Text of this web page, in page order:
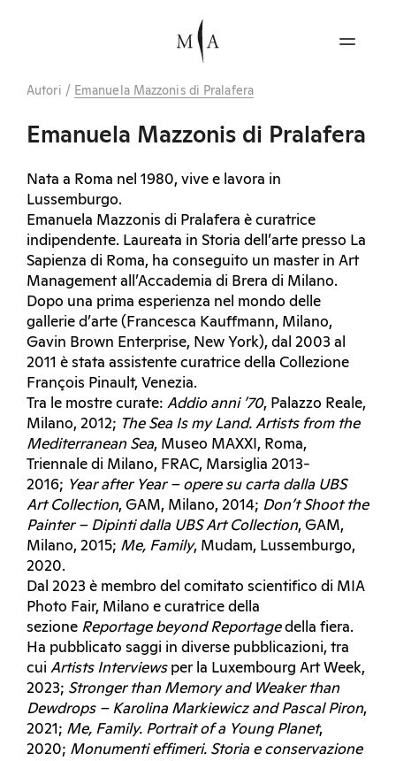
Autori / Emanuela Mazzonis di Pralafera
Emanuela Mazzonis di Pralafera
Nata a Roma nel 1980, vive e lavora in
Lussemburgo.
Emanuela Mazzonis di Pralafera è curatrice
indipendente. Laureata in Storia dell’arte presso La
Sapienza di Roma, ha conseguito un master in Art
Management all’Accademia di Brera di Milano.
Dopo una prima esperienza nel mondo delle
gallerie d’arte (Francesca Kauffmann, Milano,
Gavin Brown Enterprise, New York), dal 2003 al
2011 è stata assistente curatrice della Collezione
François Pinault, Venezia.
Tra le mostre curate: Addio anni ’70, Palazzo Reale,
Milano, 2012; The Sea Is my Land. Artists from the
Mediterranean Sea, Museo MAXXI, Roma,
Triennale di Milano, FRAC, Marsiglia 2013-
2016; Year after Year – opere su carta dalla UBS
Art Collection, GAM, Milano, 2014; Don’t Shoot the
Painter – Dipinti dalla UBS Art Collection, GAM,
Milano, 2015; Me, Family, Mudam, Lussemburgo,
2020.
Dal 2023 è membro del comitato scientifico di MIA
Photo Fair, Milano e curatrice della
sezione Reportage beyond Reportagedella fiera.
Ha pubblicato saggi in diverse pubblicazioni, tra
cui Artists Interviewsper la Luxembourg Art Week,
2023; Stronger than Memory and Weaker than
Dewdrops – Karolina Markiewicz and Pascal Piron,
2021; Me, Family. Portrait of a Young Planet,
2020; Monumenti effimeri. Storia e conservazione